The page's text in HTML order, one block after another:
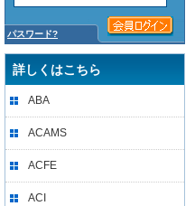
パスワード?
詳しくはこちら
ABA
ACAMS
ACFE
ACI